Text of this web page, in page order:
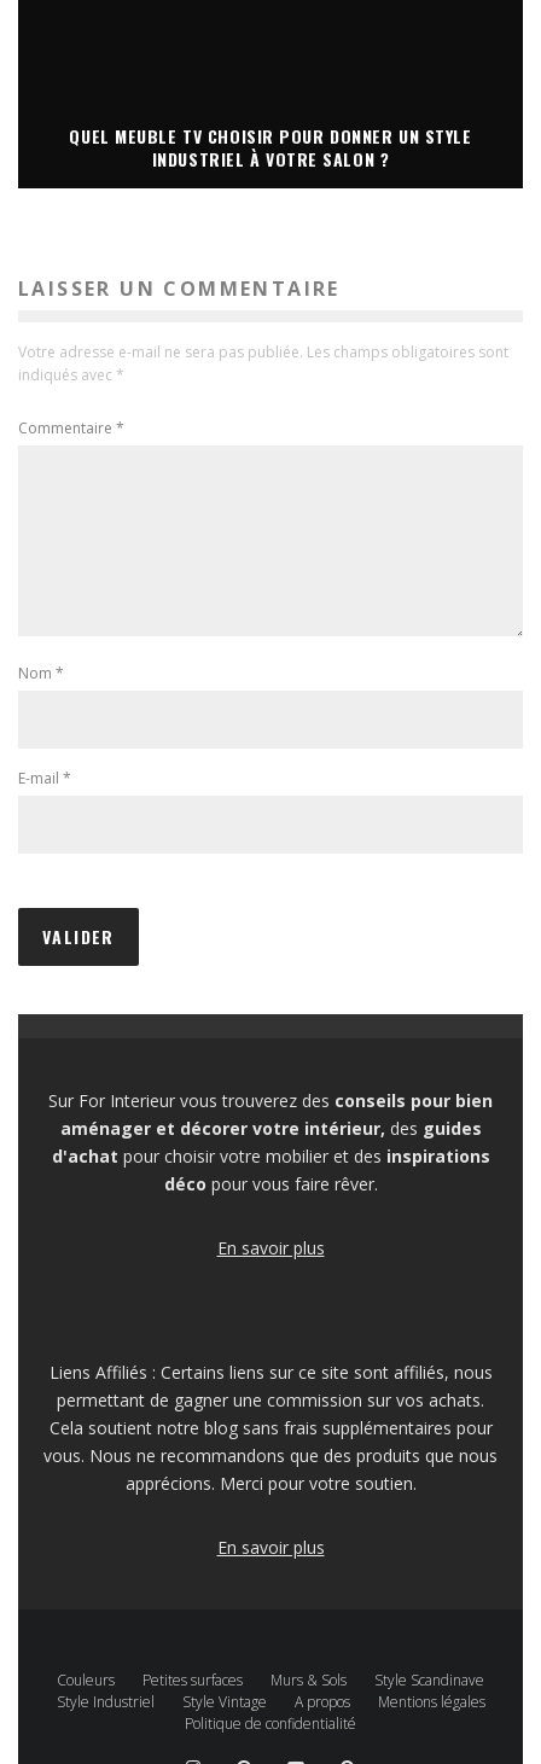
QUEL MEUBLE TV CHOISIR POUR DONNER UN STYLE
INDUSTRIEL À VOTRE SALON ?
LAISSER UN COMMENTAIRE
Votre adresse e-mail ne sera pas publiée. Les champs obligatoires sont
indiqués avec *
Commentaire *
Nom *
E-mail *
Sur For Interieur vous trouverez des conseils pour bien
aménager et décorer votre intérieur, des guides
d'achat pour choisir votre mobilier et des inspirations
déco pour vous faire rêver.
En savoir plus
Liens Affiliés : Certains liens sur ce site sont affiliés, nous
permettant de gagner une commission sur vos achats.
Cela soutient notre blog sans frais supplémentaires pour
vous. Nous ne recommandons que des produits que nous
apprécions. Merci pour votre soutien.
En savoir plus
Couleurs Petites surfaces Murs & Sols
Style Scandinave
Style Industriel
Style Vintage A propos
Mentions légales
Politique de confidentialité